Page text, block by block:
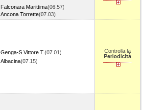
Falconara Marittima(06.57)
Ancona Torrette(07.03)
Genga-S.Vittore T.(07.01)
Albacina(07.15)
Controlla la
Periodicità